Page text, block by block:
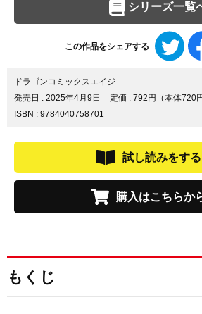
シリーズ一覧
この作品をシェアする
で
ア
ドラゴンコミックスエイジ
発売日 : 2025年4月9日 定価 : 792円（本体720
ISBN : 9784040758701
試し読みをする
購入はこちらか
もくじ